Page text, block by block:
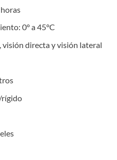
0° a 45°C
visión directa y visión lateral
rígido